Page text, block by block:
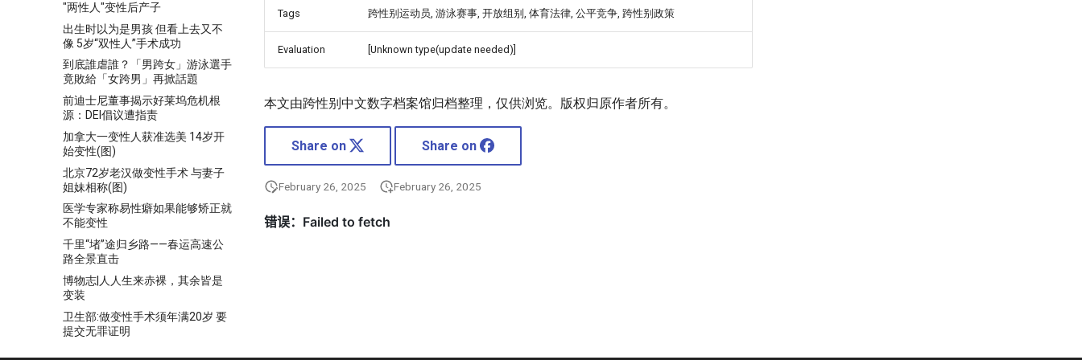
"两性人"变性后产子
出生时以为是男孩 但看上去又不
像 5岁“双性人”手术成功
到底誰虐誰？「男跨女」游泳選手
竟敗給「女跨男」再掀話題
前迪士尼董事揭示好莱坞危机根
源：DEI倡议遭指责
加拿大一变性人获准选美 14岁开
始变性(图)
北京72岁老汉做变性手术 与妻子
姐妹相称(图)
医学专家称易性癖如果能够矫正就
不能变性
千里“堵”途归乡路——春运高速公
路全景直击
博物志|人人生来赤裸，其余皆是
变装
卫生部:做变性手术须年满20岁 要
提交无罪证明
Tags 跨性别运动员, 游泳赛事, 开放组别, 体育法律, 公平竞争, 跨性别政策
Evaluation [Unknown type(update needed)]
本文由跨性别中文数字档案馆归档整理，仅供浏览。版权归原作者所有。
Share on Share on
February 26, 2025 February 26, 2025